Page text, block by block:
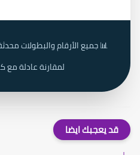
لمقارنة عادلة مع
قد يعجبك ايضا